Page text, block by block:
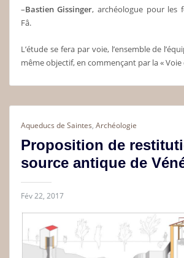
–Bastien Gissinger, archéologue pour les
Fâ.
L’étude se fera par voie, l’ensemble de
même objectif, en commençant par la « Voie
Aqueducs de Saintes, Archéologie
Proposition de
source antique de
Fév 22, 2017